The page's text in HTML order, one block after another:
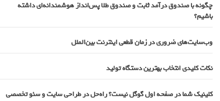
چگونه با صندوق درآمد ثابت و صندوق طلا پس‌انداز هوشمندانه‌ای داشته
باشیم؟
وب‌سایت‌های ضروری در زمان قطعی اینترنت بین‌الملل
نکات کلیدی انتخاب بهترین دستگاه تولید
کلینیک شما در صفحه اول گوگل نیست؟ راه‌حل در طراحی سایت و سئو تخصصی